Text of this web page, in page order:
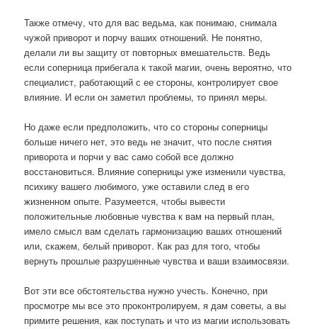
Также отмечу, что для вас ведьма, как понимаю, снимала
чужой приворот и порчу ваших отношений. Не понятно,
делали ли вы защиту от повторных вмешательств. Ведь
если соперница прибегала к такой магии, очень вероятно, что
специалист, работающий с ее стороны, контролирует свое
влияние. И если он заметил проблемы, то принял меры.
Но даже если предположить, что со стороны соперницы
больше ничего нет, это ведь не значит, что после снятия
приворота и порчи у вас само собой все должно
восстановиться. Влияние соперницы уже изменили чувства,
психику вашего любимого, уже оставили след в его
жизненном опыте. Разумеется, чтобы вывести
положительные любовные чувства к вам на первый план,
имело смысл вам сделать гармонизацию ваших отношений
или, скажем, белый приворот. Как раз для того, чтобы
вернуть прошлые разрушенные чувства и ваши взаимосвязи.
Вот эти все обстоятельства нужно учесть. Конечно, при
просмотре мы все это проконтролируем, я дам советы, а вы
примите решения, как поступать и что из магии использовать